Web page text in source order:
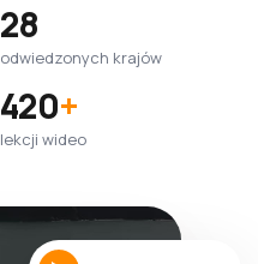
28
odwiedzonych krajów
420+
lekcji wideo